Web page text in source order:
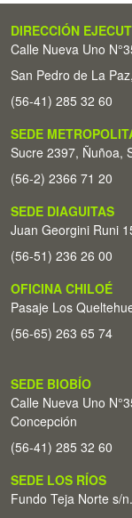
DIRECCIÓN
Calle Nueva Uno
San Pedro de La
(56-41) 285 32 60
SEDE
Sucre 2397, Ñuñoa,
(56-2) 2366 71 20
SEDE DIAGUITAS
Juan Georgini Runi
(56-51) 236 26 00
OFICINA CHILOÉ
Pasaje Los
(56-65) 263 65 74
SEDE BIOBÍO
Calle Nueva Uno
Concepción
(56-41) 285 32 60
SEDE LOS RÍOS
Fundo Teja Norte s/